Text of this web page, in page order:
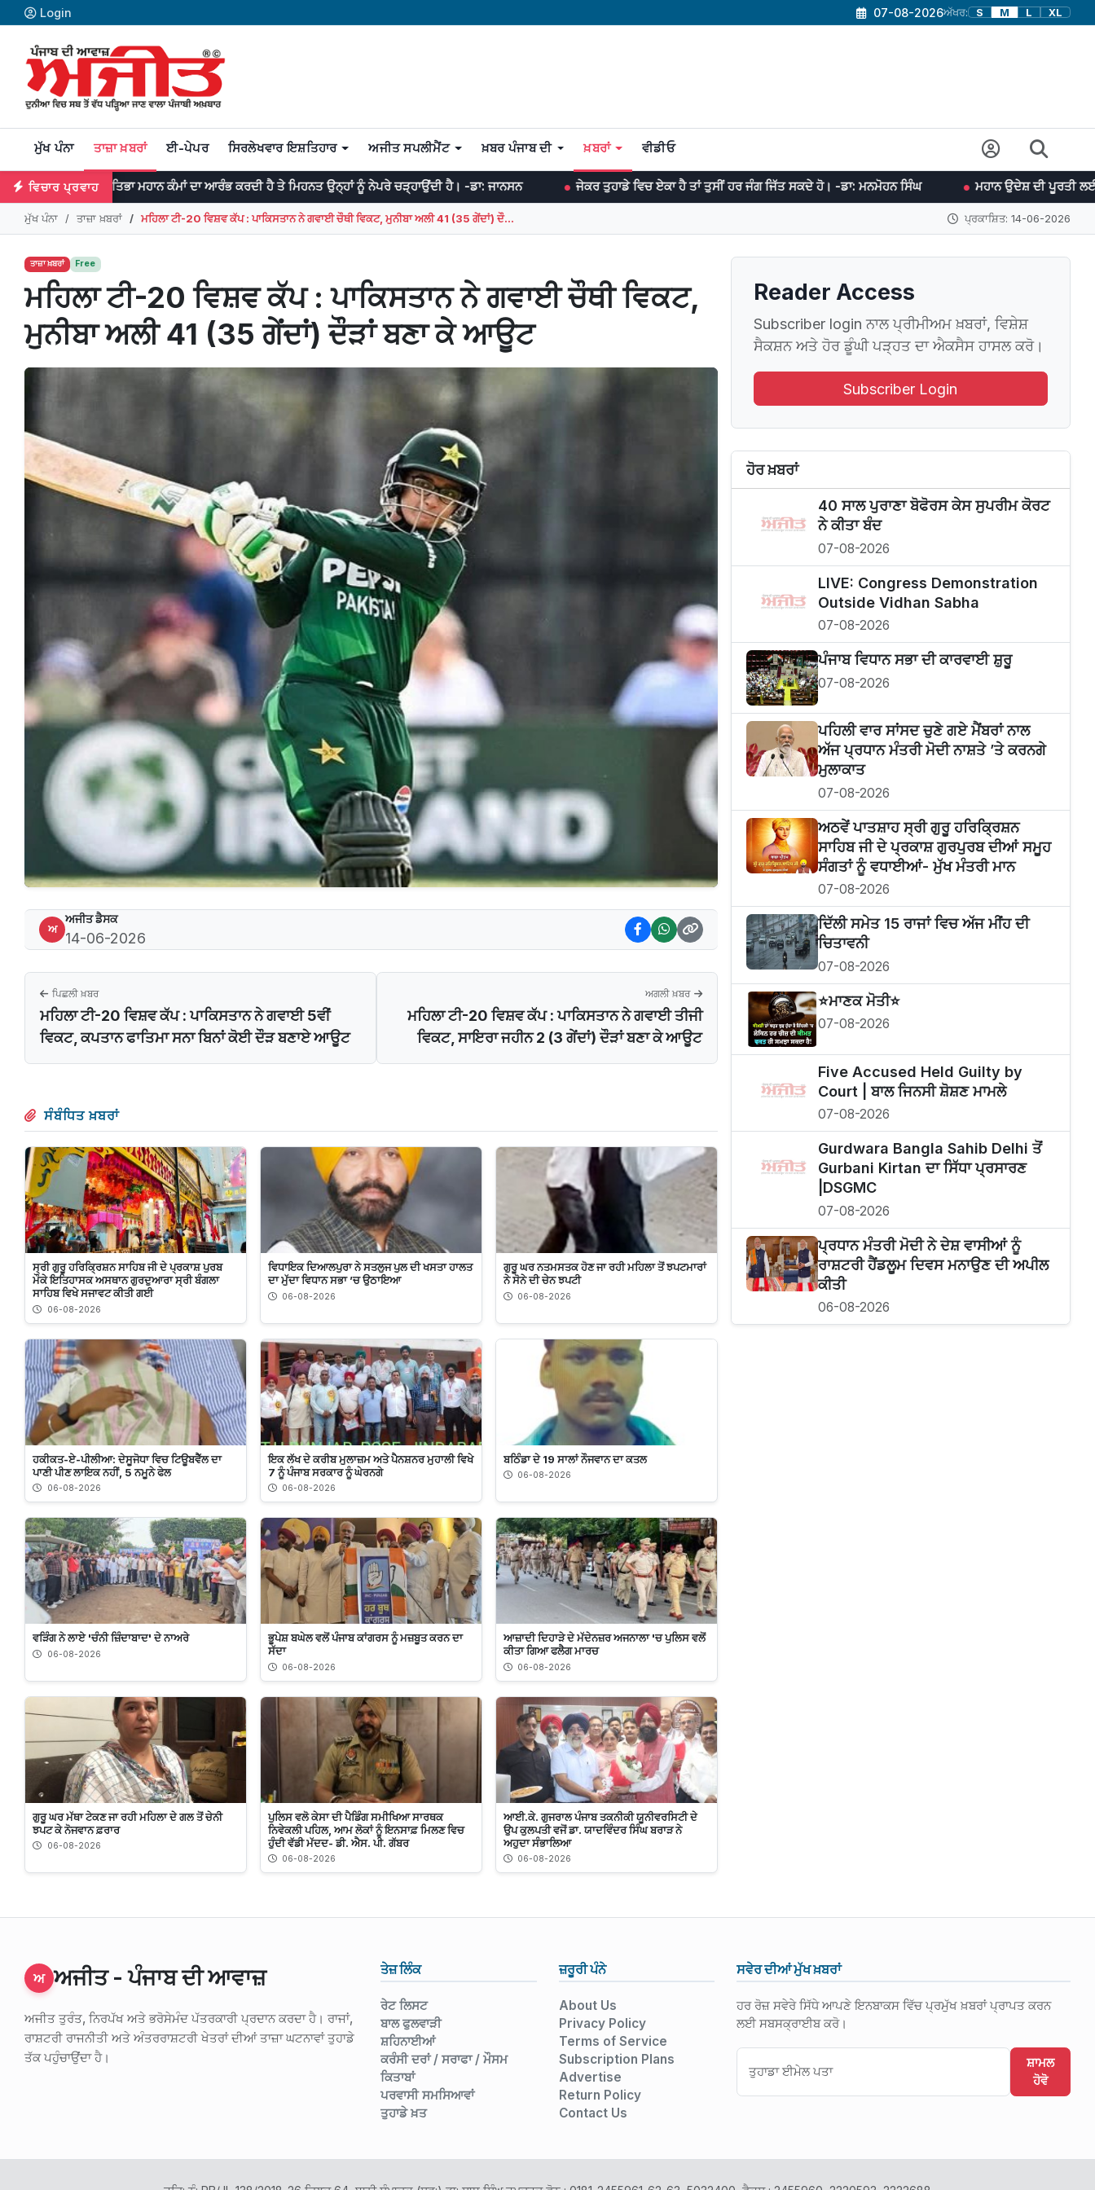
Login 07-08-2026ਅੱਖਰ: S M L XL
ਮੁੱਖ ਪੰਨਾ ਤਾਜ਼ਾ ਖ਼ਬਰਾਂ ਈ-ਪੇਪਰ ਸਿਰਲੇਖਵਾਰ ਇਸ਼ਤਿਹਾਰ ਅਜੀਤ ਸਪਲੀਮੈਂਟ ਖ਼ਬਰ ਪੰਜਾਬ ਦੀ ਖ਼ਬਰਾਂ ਵੀਡੀਓ
ਵਿਚਾਰ ਪ੍ਰਵਾਹ
ਪ੍ਰਤਿਭਾ ਮਹਾਨ ਕੰਮਾਂ ਦਾ ਆਰੰਭ ਕਰਦੀ ਹੈ ਤੇ ਮਿਹਨਤ ਉਨ੍ਹਾਂ ਨੂੰ ਨੇਪਰੇ ਚੜ੍ਹਾਉਂਦੀ ਹੈ। -ਡਾ: ਜਾਨਸਨ ਜੇਕਰ ਤੁਹਾਡੇ ਵਿਚ ਏਕਾ ਹੈ ਤਾਂ ਤੁਸੀਂ ਹਰ ਜੰਗ ਜਿੱਤ ਸਕਦੇ ਹੋ। -ਡਾ: ਮਨਮੋਹਨ ਸਿੰਘ ਮਹਾਨ ਉਦੇਸ਼ ਦੀ ਪੂਰਤੀ ਲਈ ਯਤਨਸ਼ੀਲ ਰਹਿਣ
ਮੁੱਖ ਪੰਨਾ ਤਾਜ਼ਾ ਖ਼ਬਰਾਂ ਮਹਿਲਾ ਟੀ-20 ਵਿਸ਼ਵ ਕੱਪ : ਪਾਕਿਸਤਾਨ ਨੇ ਗਵਾਈ ਚੌਥੀ ਵਿਕਟ, ਮੁਨੀਬਾ ਅਲੀ 41 (35 ਗੇਂਦਾਂ) ਦੌ... ਪ੍ਰਕਾਸ਼ਿਤ: 14-06-2026
ਤਾਜ਼ਾ ਖ਼ਬਰਾਂ Free
ਮਹਿਲਾ ਟੀ-20 ਵਿਸ਼ਵ ਕੱਪ : ਪਾਕਿਸਤਾਨ ਨੇ ਗਵਾਈ ਚੌਥੀ ਵਿਕਟ,
ਮੁਨੀਬਾ ਅਲੀ 41 (35 ਗੇਂਦਾਂ) ਦੌੜਾਂ ਬਣਾ ਕੇ ਆਊਟ
ਅ
ਅਜੀਤ ਡੈਸਕ
14-06-2026
ਪਿਛਲੀ ਖ਼ਬਰ
ਮਹਿਲਾ ਟੀ-20 ਵਿਸ਼ਵ ਕੱਪ : ਪਾਕਿਸਤਾਨ ਨੇ ਗਵਾਈ 5ਵੀਂ
ਵਿਕਟ, ਕਪਤਾਨ ਫਾਤਿਮਾ ਸਨਾ ਬਿਨਾਂ ਕੋਈ ਦੌੜ ਬਣਾਏ ਆਊਟ
ਅਗਲੀ ਖ਼ਬਰ
ਮਹਿਲਾ ਟੀ-20 ਵਿਸ਼ਵ ਕੱਪ : ਪਾਕਿਸਤਾਨ ਨੇ ਗਵਾਈ ਤੀਜੀ
ਵਿਕਟ, ਸਾਇਰਾ ਜਹੀਨ 2 (3 ਗੇਂਦਾਂ) ਦੌੜਾਂ ਬਣਾ ਕੇ ਆਊਟ
ਸੰਬੰਧਿਤ ਖ਼ਬਰਾਂ
ਸ੍ਰੀ ਗੁਰੂ ਹਰਿਕ੍ਰਿਸ਼ਨ ਸਾਹਿਬ ਜੀ ਦੇ ਪ੍ਰਕਾਸ਼ ਪੁਰਬ
ਮੌਕੇ ਇਤਿਹਾਸਕ ਅਸਥਾਨ ਗੁਰਦੁਆਰਾ ਸ੍ਰੀ ਬੰਗਲਾ
ਸਾਹਿਬ ਵਿਖੇ ਸਜਾਵਟ ਕੀਤੀ ਗਈ
06-08-2026
ਵਿਧਾਇਕ ਦਿਆਲਪੁਰਾ ਨੇ ਸਤਲੁਜ ਪੁਲ ਦੀ ਖਸਤਾ ਹਾਲਤ
ਦਾ ਮੁੱਦਾ ਵਿਧਾਨ ਸਭਾ ’ਚ ਉਠਾਇਆ
06-08-2026
ਗੁਰੂ ਘਰ ਨਤਮਸਤਕ ਹੋਣ ਜਾ ਰਹੀ ਮਹਿਲਾ ਤੋਂ ਝਪਟਮਾਰਾਂ
ਨੇ ਸੋਨੇ ਦੀ ਚੇਨ ਝਪਟੀ
06-08-2026
ਹਕੀਕਤ-ਏ-ਪੀਲੀਆ: ਦੇਸੂਜੋਧਾ ਵਿਚ ਟਿਊਬਵੈੱਲ ਦਾ
ਪਾਣੀ ਪੀਣ ਲਾਇਕ ਨਹੀਂ, 5 ਨਮੂਨੇ ਫੇਲ
06-08-2026
ਇਕ ਲੱਖ ਦੇ ਕਰੀਬ ਮੁਲਾਜ਼ਮ ਅਤੇ ਪੈਨਸ਼ਨਰ ਮੁਹਾਲੀ ਵਿਖੇ
7 ਨੂੰ ਪੰਜਾਬ ਸਰਕਾਰ ਨੂੰ ਘੇਰਨਗੇ
06-08-2026
ਬਠਿੰਡਾ ਦੇ 19 ਸਾਲਾਂ ਨੌਜਵਾਨ ਦਾ ਕਤਲ
06-08-2026
ਵੜਿੰਗ ਨੇ ਲਾਏ 'ਚੰਨੀ ਜ਼ਿੰਦਾਬਾਦ' ਦੇ ਨਾਅਰੇ
06-08-2026
ਭੂਪੇਸ਼ ਬਘੇਲ ਵਲੋਂ ਪੰਜਾਬ ਕਾਂਗਰਸ ਨੂੰ ਮਜ਼ਬੂਤ ਕਰਨ ਦਾ
ਸੱਦਾ
06-08-2026
ਆਜ਼ਾਦੀ ਦਿਹਾੜੇ ਦੇ ਮੱਦੇਨਜ਼ਰ ਅਜਨਾਲਾ 'ਚ ਪੁਲਿਸ ਵਲੋਂ
ਕੀਤਾ ਗਿਆ ਫਲੈਗ ਮਾਰਚ
06-08-2026
ਗੁਰੂ ਘਰ ਮੱਥਾ ਟੇਕਣ ਜਾ ਰਹੀ ਮਹਿਲਾ ਦੇ ਗਲ ਤੋਂ ਚੇਨੀ
ਝਪਟ ਕੇ ਨੋਜਵਾਨ ਫ਼ਰਾਰ
06-08-2026
ਪੁਲਿਸ ਵਲੋ ਕੇਸਾ ਦੀ ਪੈਡਿੰਗ ਸਮੀਖਿਆ ਸਾਰਥਕ
ਨਿਵੇਕਲੀ ਪਹਿਲ, ਆਮ ਲੋਕਾਂ ਨੂੰ ਇਨਸਾਫ਼ ਮਿਲਣ ਵਿਚ
ਹੁੰਦੀ ਵੱਡੀ ਮੱਦਦ- ਡੀ. ਐਸ. ਪੀ. ਗੱਬਰ
06-08-2026
ਆਈ.ਕੇ. ਗੁਜਰਾਲ ਪੰਜਾਬ ਤਕਨੀਕੀ ਯੂਨੀਵਰਸਿਟੀ ਦੇ
ਉਪ ਕੁਲਪਤੀ ਵਜੋਂ ਡਾ. ਯਾਦਵਿੰਦਰ ਸਿੰਘ ਬਰਾੜ ਨੇ
ਅਹੁਦਾ ਸੰਭਾਲਿਆ
06-08-2026
Reader Access
Subscriber login ਨਾਲ ਪ੍ਰੀਮੀਅਮ ਖ਼ਬਰਾਂ, ਵਿਸ਼ੇਸ਼
ਸੈਕਸ਼ਨ ਅਤੇ ਹੋਰ ਡੂੰਘੀ ਪੜ੍ਹਤ ਦਾ ਐਕਸੈਸ ਹਾਸਲ ਕਰੋ।
Subscriber Login
ਹੋਰ ਖ਼ਬਰਾਂ
40 ਸਾਲ ਪੁਰਾਣਾ ਬੋਫੋਰਸ ਕੇਸ ਸੁਪਰੀਮ ਕੋਰਟ
ਨੇ ਕੀਤਾ ਬੰਦ
07-08-2026
LIVE: Congress Demonstration
Outside Vidhan Sabha
07-08-2026
ਪੰਜਾਬ ਵਿਧਾਨ ਸਭਾ ਦੀ ਕਾਰਵਾਈ ਸ਼ੁਰੂ
07-08-2026
ਪਹਿਲੀ ਵਾਰ ਸਾਂਸਦ ਚੁਣੇ ਗਏ ਮੈਂਬਰਾਂ ਨਾਲ
ਅੱਜ ਪ੍ਰਧਾਨ ਮੰਤਰੀ ਮੋਦੀ ਨਾਸ਼ਤੇ ’ਤੇ ਕਰਨਗੇ
ਮੁਲਾਕਾਤ
07-08-2026
ਅਠਵੇਂ ਪਾਤਸ਼ਾਹ ਸ੍ਰੀ ਗੁਰੂ ਹਰਿਕ੍ਰਿਸ਼ਨ
ਸਾਹਿਬ ਜੀ ਦੇ ਪ੍ਰਕਾਸ਼ ਗੁਰਪੁਰਬ ਦੀਆਂ ਸਮੂਹ
ਸੰਗਤਾਂ ਨੂੰ ਵਧਾਈਆਂ- ਮੁੱਖ ਮੰਤਰੀ ਮਾਨ
07-08-2026
ਦਿੱਲੀ ਸਮੇਤ 15 ਰਾਜਾਂ ਵਿਚ ਅੱਜ ਮੀਂਹ ਦੀ
ਚਿਤਾਵਨੀ
07-08-2026
⭐️ਮਾਣਕ ਮੋਤੀ⭐️
07-08-2026
Five Accused Held Guilty by
Court | ਬਾਲ ਜਿਨਸੀ ਸ਼ੋਸ਼ਣ ਮਾਮਲੇ
07-08-2026
Gurdwara Bangla Sahib Delhi ਤੋਂ
Gurbani Kirtan ਦਾ ਸਿੱਧਾ ਪ੍ਰਸਾਰਣ
|DSGMC
07-08-2026
ਪ੍ਰਧਾਨ ਮੰਤਰੀ ਮੋਦੀ ਨੇ ਦੇਸ਼ ਵਾਸੀਆਂ ਨੂੰ
ਰਾਸ਼ਟਰੀ ਹੈਂਡਲੂਮ ਦਿਵਸ ਮਨਾਉਣ ਦੀ ਅਪੀਲ
ਕੀਤੀ
06-08-2026
ਅ ਅਜੀਤ - ਪੰਜਾਬ ਦੀ ਆਵਾਜ਼
ਅਜੀਤ ਤੁਰੰਤ, ਨਿਰਪੱਖ ਅਤੇ ਭਰੋਸੇਮੰਦ ਪੱਤਰਕਾਰੀ ਪ੍ਰਦਾਨ ਕਰਦਾ ਹੈ। ਰਾਜਾਂ,
ਰਾਸ਼ਟਰੀ ਰਾਜਨੀਤੀ ਅਤੇ ਅੰਤਰਰਾਸ਼ਟਰੀ ਖੇਤਰਾਂ ਦੀਆਂ ਤਾਜ਼ਾ ਘਟਨਾਵਾਂ ਤੁਹਾਡੇ
ਤੱਕ ਪਹੁੰਚਾਉਂਦਾ ਹੈ।
ਤੇਜ਼ ਲਿੰਕ
ਰੇਟ ਲਿਸਟ
ਬਾਲ ਫੁਲਵਾੜੀ
ਸ਼ਹਿਨਾਈਆਂ
ਕਰੰਸੀ ਦਰਾਂ / ਸਰਾਫਾ / ਮੌਸਮ
ਕਿਤਾਬਾਂ
ਪਰਵਾਸੀ ਸਮਸਿਆਵਾਂ
ਤੁਹਾਡੇ ਖ਼ਤ
ਜ਼ਰੂਰੀ ਪੰਨੇ
About Us
Privacy Policy
Terms of Service
Subscription Plans
Advertise
Return Policy
Contact Us
ਸਵੇਰ ਦੀਆਂ ਮੁੱਖ ਖ਼ਬਰਾਂ
ਹਰ ਰੋਜ਼ ਸਵੇਰੇ ਸਿੱਧੇ ਆਪਣੇ ਇਨਬਾਕਸ ਵਿੱਚ ਪ੍ਰਮੁੱਖ ਖ਼ਬਰਾਂ ਪ੍ਰਾਪਤ ਕਰਨ
ਲਈ ਸਬਸਕ੍ਰਾਈਬ ਕਰੋ।
ਸ਼ਾਮਲ
ਹੋਵੋ